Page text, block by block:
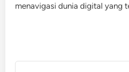
menavigasi dunia digital yang